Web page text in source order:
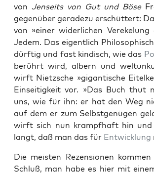
von Jen­seits von Gut und Böse
gegenüber ger­adezu erschüt­tert:
von »ein­er wider­lichen
Jedem. Das eigentlich
dürftig und fast kindisch, wie das
berührt wird, albern und
wirft Niet­zsche »gigan­tis­che
Ein­seit­igkeit vor. »Das Buch thut
uns, wie für ihn: er hat den Weg
auf dem er zum Selb­st­genü­gen
wirft sich nun krampfhaft hin
langt, daß man das für Entwick­lung
Die meis­ten Rezen­sio­nen
Schluß, man habe es hier mit